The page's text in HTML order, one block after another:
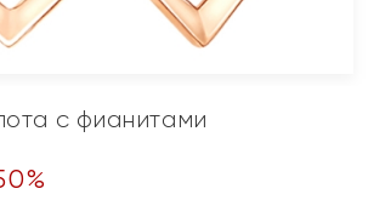
с фианитами
%